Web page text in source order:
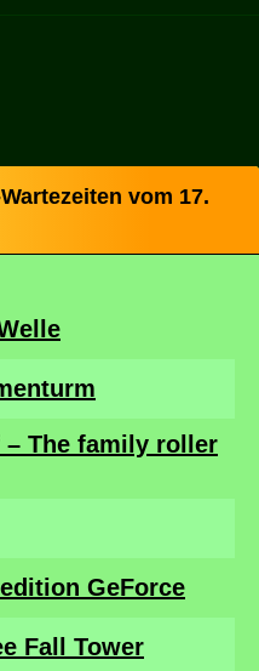
vom 17.
– The family roller
GeForce
Fall Tower